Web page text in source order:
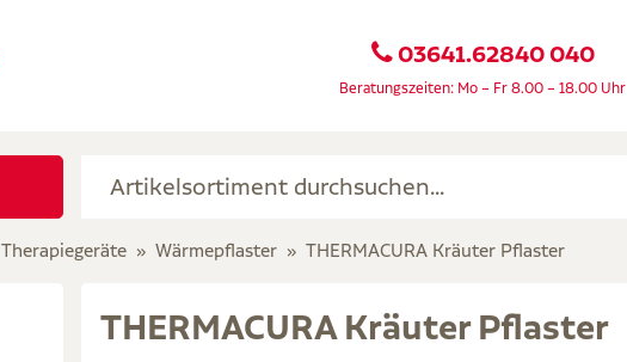
03641.62840 040
Beratungszeiten: Mo – Fr 8.00 – 18.00 Uhr
Therapiegeräte Wärmepflaster THERMACURA Kräuter Pflaster
THERMACURA Kräuter Pflaster